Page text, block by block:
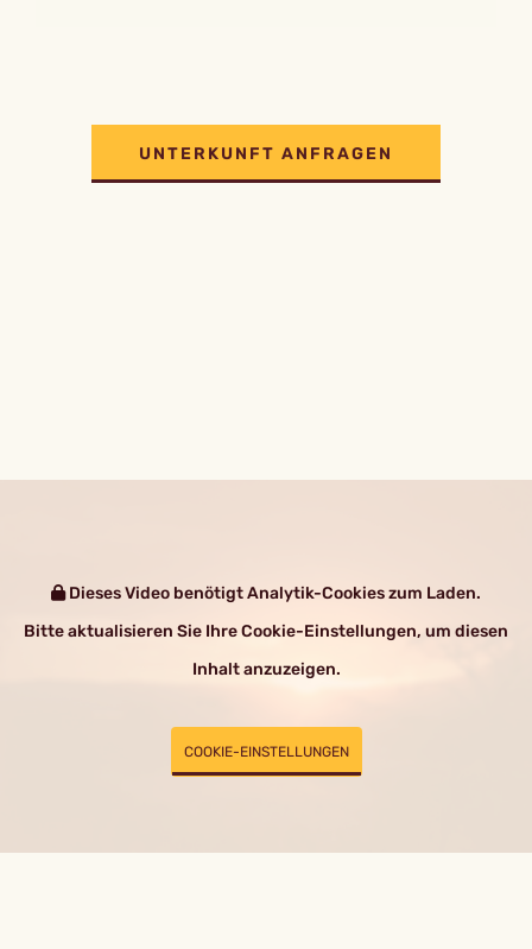
UNTERKUNFT ANFRAGEN
Dieses Video benötigt Analytik-Cookies zum Laden.
Bitte aktualisieren Sie Ihre Cookie-Einstellungen, um diesen
Inhalt anzuzeigen.
COOKIE-EINSTELLUNGEN